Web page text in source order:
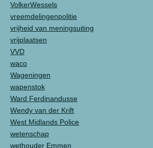
VolkerWessels
vreemdelingenpolitie
vrijheid van meningsuiting
vrijplaatsen
VVD
waco
Wageningen
wapenstok
Ward Ferdinandusse
Wendy van der Krift
West Midlands Police
wetenschap
wethouder Emmen